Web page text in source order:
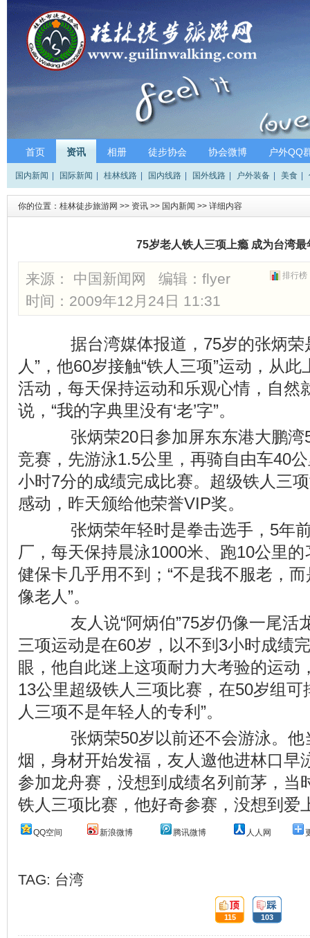
首页 资讯 相册 徒步协会 协会微博 户外QQ
国内新闻 国际新闻 桂林线路 国内线路 国外线路 户外装备 美食
你的位置： 桂林徒步旅游网 >> 资讯 >> 国内新闻 >> 详细内容
75岁老人铁人三项上瘾 成为台湾最
排行榜
来源： 中国新闻网 编辑： flyer
时间：2009年12月24日 11:31
据台湾媒体报道，75岁的张炳荣
人”，他60岁接触“铁人三项”运动，从
活动，每天保持运动和乐观心情，自然
说，“我的字典里没有‘老’字”。
张炳荣20日参加屏东东港大鹏湾
竞赛，先游泳1.5公里，再骑自由车40
小时7分的成绩完成比赛。超级铁人三
感动，昨天颁给他荣誉VIP奖。
张炳荣年轻时是拳击选手，5年前
厂，每天保持晨泳1000米、跑10公里
健保卡几乎用不到；“不是我不服老，
像老人”。
友人说“阿炳伯”75岁仍像一尾活
三项运动是在60岁，以不到3小时成绩
眼，他自此迷上这项耐力大考验的运动
13公里超级铁人三项比赛，在50岁组可
人三项不是年轻人的专利”。
张炳荣50岁以前还不会游泳。他
烟，身材开始发福，友人邀他进林口早
参加龙舟赛，没想到成绩名列前茅，当
铁人三项比赛，他好奇参赛，没想到爱
QQ空间 新浪微博 腾讯微博 人人网
TAG: 台湾
顶:
115
踩:
103